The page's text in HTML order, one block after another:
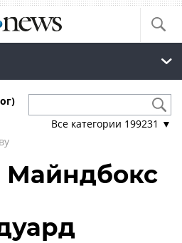
Все категории 199231 ▼
Майндбокс